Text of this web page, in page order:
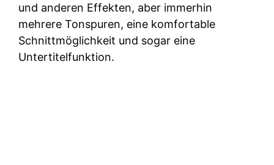
und anderen Effekten, aber immerhin
mehrere Tonspuren, eine komfortable
Schnittmöglichkeit und sogar eine
Untertitelfunktion.